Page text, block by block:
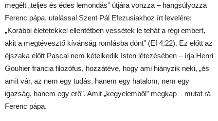
megélt „teljes és édes lemondás” útjára vonzza – hangsúlyozza
Ferenc pápa, utalással Szent Pál Efezusiakhoz írt levelére:
„Korábbi életetekkel ellentétben vessétek le tehát a régi embert,
akit a megtévesztő kívánság romlásba dönt” (Ef 4,22). Ez előtt az
éjszaka előtt Pascal nem kételkedik Isten létezésében – írja Henri
Gouhier francia filozófus, hozzátéve, hogy ami hiányzik neki, „és
amit vár, az nem egy tudás, hanem egy hatalom, nem egy
igazság, hanem egy erő”. Amit „kegyelemből” megkap – mutat rá
Ferenc pápa.